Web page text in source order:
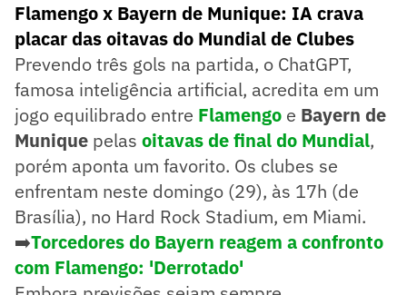
Flamengo x Bayern de Munique: IA crava
placar das oitavas do Mundial de Clubes
Prevendo três gols na partida, o ChatGPT,
famosa inteligência artificial, acredita em um
jogo equilibrado entre Flamengo e Bayern de
Munique pelas oitavas de final do Mundial,
porém aponta um favorito. Os clubes se
enfrentam neste domingo (29), às 17h (de
Brasília), no Hard Rock Stadium, em Miami.
➡️Torcedores do Bayern reagem a confronto
com Flamengo: 'Derrotado'